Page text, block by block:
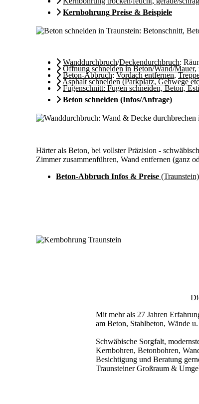
Kernbohrung Preise & Beispiele
Wanddurchbruch/Deckendurchbruch:
Öffnung schneiden in Beton/Wand/Mauer,
Beton-Abbruch:Vordach entfernen,
Asphalt schneiden (Parkplatz, Gehwege
Fugenschnitt: Fugen schneiden, Beton,
Beton schneiden (Infos/Anfrage)
Härter als Beton, bei vollster Präzision -
Zimmer zusammenführen, Wand entfernen (ganz
Beton-Abbruch Infos & Preise (Traunstein)
Mit mehr als 27 Jahren
am Beton, Stahlbeton, Wände
Schwäbische Sorgfalt,
Kernbohren, Betonbohren,
Besichtigung und Beratung
Traunsteiner Großraum &